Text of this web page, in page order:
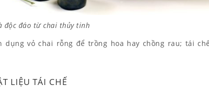
độc đáo từ chai thủy tinh
dụng vỏ chai rỗng để trồng hoa hay chồng rau; tái
LIỆU TÁI CHẾ